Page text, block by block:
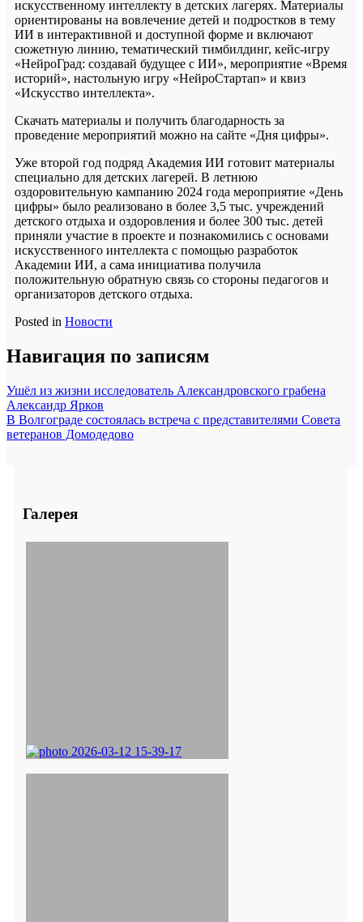
искусственному интеллекту в детских лагерях. Материалы
ориентированы на вовлечение детей и подростков в тему
ИИ в интерактивной и доступной форме и включают
сюжетную линию, тематический тимбилдинг, кейс-игру
«НейроГрад: создавай будущее с ИИ», мероприятие «Время
историй», настольную игру «НейроСтартап» и квиз
«Искусство интеллекта».
Скачать материалы и получить благодарность за
проведение мероприятий можно на сайте «Дня цифры».
Уже второй год подряд Академия ИИ готовит материалы
специально для детских лагерей. В летнюю
оздоровительную кампанию 2024 года мероприятие «День
цифры» было реализовано в более 3,5 тыс. учреждений
детского отдыха и оздоровления и более 300 тыс. детей
приняли участие в проекте и познакомились с основами
искусственного интеллекта с помощью разработок
Академии ИИ, а сама инициатива получила
положительную обратную связь со стороны педагогов и
организаторов детского отдыха.
Posted in Новости
Навигация по записям
Ушёл из жизни исследователь Александровского грабена
Александр Ярков
В Волгограде состоялась встреча с представителями Совета
ветеранов Домодедово
Галерея